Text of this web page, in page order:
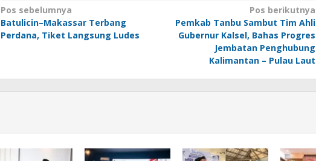
Navigasi
pos
Pos sebelumnya
Batulicin–Makassar Terbang
Perdana, Tiket Langsung Ludes
Pos berikutnya
Pemkab Tanbu Sambut Tim Ahli
Gubernur Kalsel, Bahas Progres
Jembatan Penghubung
Kalimantan – Pulau Laut